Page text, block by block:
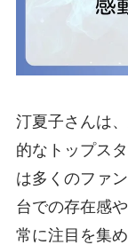
汀夏子さんは
的なトップス
は多くのファ
台での存在感
常に注目を集